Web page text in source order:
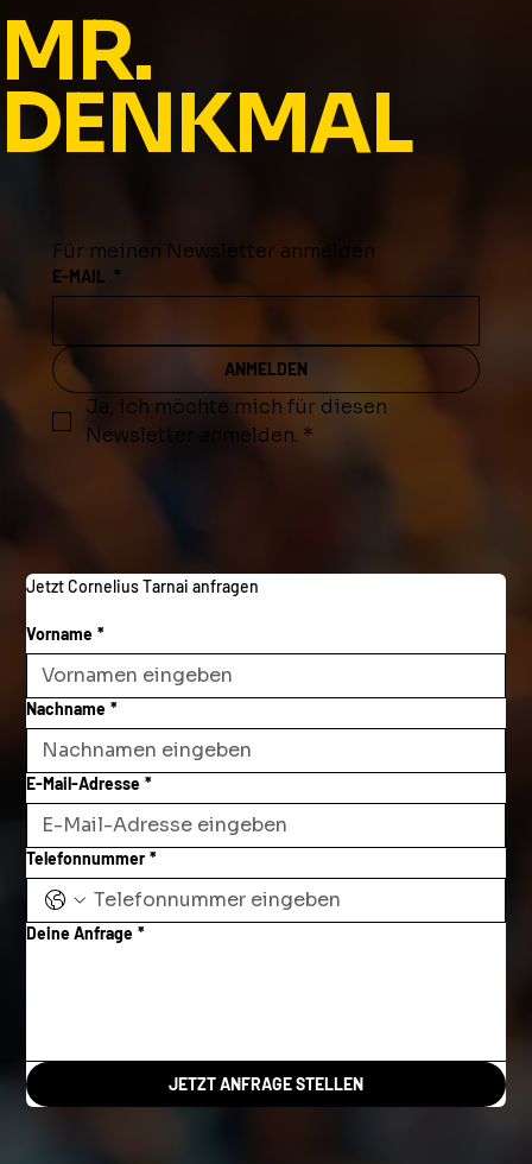
MR.
DENKMAL
Für meinen Newsletter anmelden
E-MAIL *
ANMELDEN
Ja, ich möchte mich für diesen
Newsletter anmelden. *
Jetzt Cornelius Tarnai anfragen
Vorname *
Nachname *
E-Mail-Adresse *
Telefonnummer *
Deine Anfrage *
JETZT ANFRAGE STELLEN